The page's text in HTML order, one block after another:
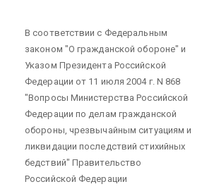
В соответствии с Федеральным
законом "О гражданской обороне" и
Указом Президента Российской
Федерации от 11 июля 2004 г. N 868
"Вопросы Министерства Российской
Федерации по делам гражданской
обороны, чрезвычайным ситуациям и
ликвидации последствий стихийных
бедствий" Правительство
Российской Федерации